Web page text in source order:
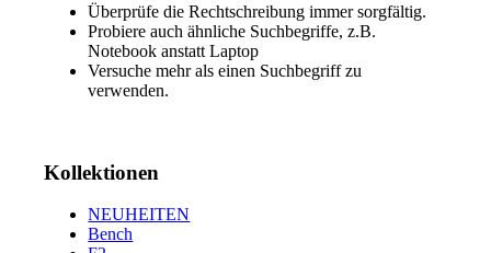
Überprüfe die Rechtschreibung immer sorgfältig.
Probiere auch ähnliche Suchbegriffe, z.B.
Notebook anstatt Laptop
Versuche mehr als einen Suchbegriff zu
verwenden.
Kollektionen
NEUHEITEN
Bench